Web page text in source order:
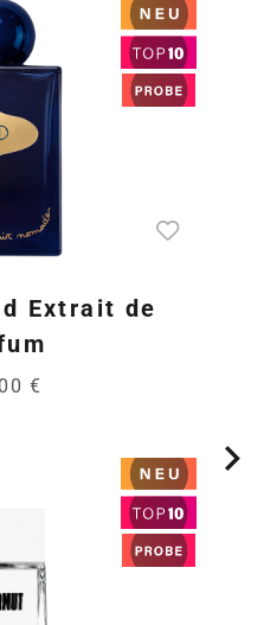
Extrait de
€